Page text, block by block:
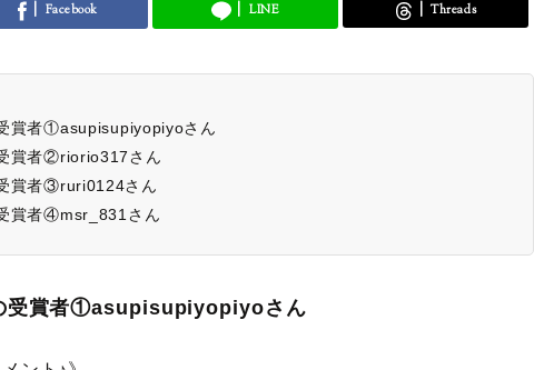
Facebook LINE Threads
賞者①asupisupiyopiyoさん
賞者②riorio317さん
賞者③ruri0124さん
賞者④msr_831さん
受賞者①asupisupiyopiyoさん